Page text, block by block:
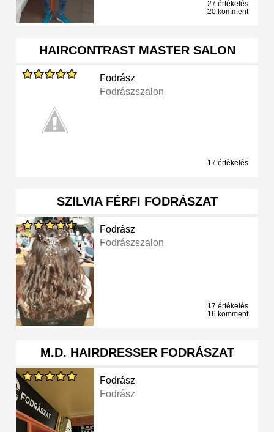
27 értékelés
20 komment
HAIRCONTRAST MASTER SALON
Fodrász
Fodrászszalon
17 értékelés
SZILVIA FÉRFI FODRÁSZAT
Fodrász
Fodrászszalon
17 értékelés
16 komment
M.D. HAIRDRESSER FODRÁSZAT
Fodrász
Fodrász